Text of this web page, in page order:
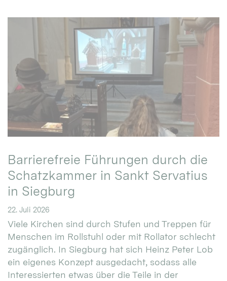
Barrierefreie Führungen durch die
Schatzkammer in Sankt Servatius
in Siegburg
22. Juli 2026
Viele Kirchen sind durch Stufen und Treppen für
Menschen im Rollstuhl oder mit Rollator schlecht
zugänglich. In Siegburg hat sich Heinz Peter Lob
ein eigenes Konzept ausgedacht, sodass alle
Interessierten etwas über die Teile in der